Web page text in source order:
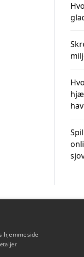
hjemmeside